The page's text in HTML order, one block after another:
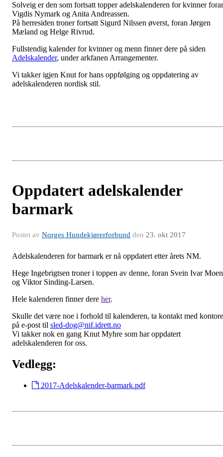
Solveig er den som fortsatt topper adelskalenderen for kvinner
Vigdis Nymark og Anita Andreassen.
På herresiden troner fortsatt Sigurd Nilssen øverst, foran Jørgen
Mæland og Helge Rivrud.
Fullstendig kalender for kvinner og menn finner dere på siden
Adelskalender, under arkfanen Arrangementer.
Vi takker igjen Knut for hans oppfølging og oppdatering av
adelskalenderen nordisk stil.
Oppdatert adelskalender
barmark
Postet av Norges Hundekjørerforbund den 23. okt 2017
Adelskalenderen for barmark er nå oppdatert etter årets NM.
Hege Ingebrigtsen troner i toppen av denne, foran Svein Ivar Moen
og Viktor Sinding-Larsen.
Hele kalenderen finner dere her.
Skulle det være noe i forhold til kalenderen, ta kontakt med
på e-post til sled-dog@nif.idrett.no
Vi takker nok en gang Knut Myhre som har oppdatert
adelskalenderen for oss.
Vedlegg:
2017-Adelskalender-barmark.pdf